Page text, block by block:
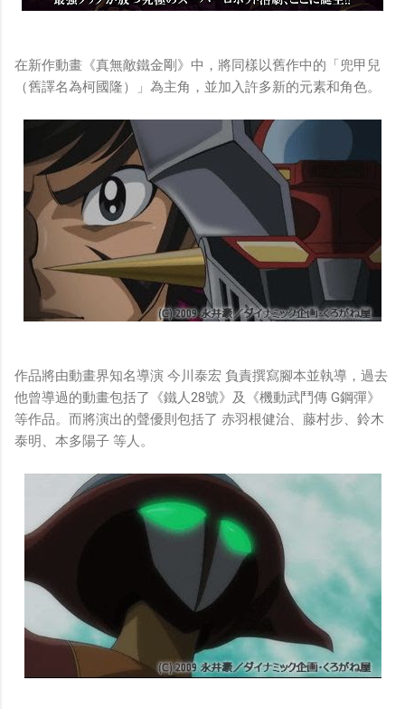
在新作動畫《真無敵鐵金剛》中，將同樣以舊作中的「兜甲兒
（舊譯名為柯國隆）」為主角，並加入許多新的元素和角色。
作品將由動畫界知名導演 今川泰宏 負責撰寫腳本並執導，過去
他曾導過的動畫包括了《鐵人28號》及《機動武鬥傳 G鋼彈》
等作品。而將演出的聲優則包括了 赤羽根健治、藤村步、鈴木
泰明、本多陽子 等人。